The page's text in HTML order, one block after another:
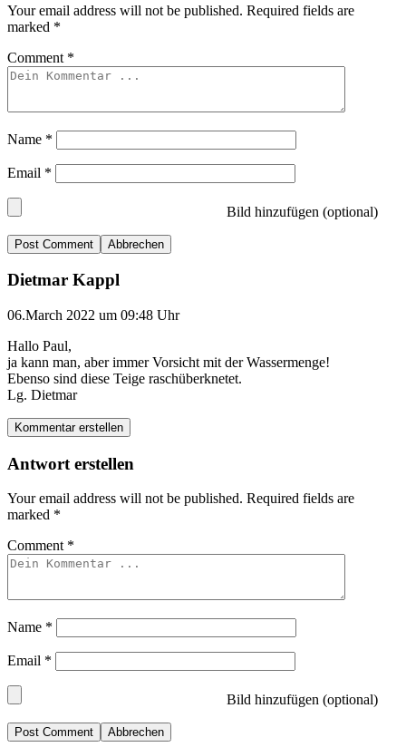
Your email address will not be published. Required fields are
marked *
Comment *
Name *
Email *
Bild hinzufügen (optional)
Abbrechen
Dietmar Kappl
06.March 2022 um 09:48 Uhr
Hallo Paul,
ja kann man, aber immer Vorsicht mit der Wassermenge!
Ebenso sind diese Teige raschüberknetet.
Lg. Dietmar
Kommentar erstellen
Antwort erstellen
Your email address will not be published. Required fields are
marked *
Comment *
Name *
Email *
Bild hinzufügen (optional)
Abbrechen